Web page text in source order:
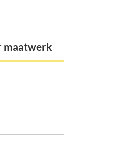
maatwerk